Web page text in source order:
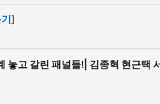
]
고 갈린 패널들!| 김종혁 현근택